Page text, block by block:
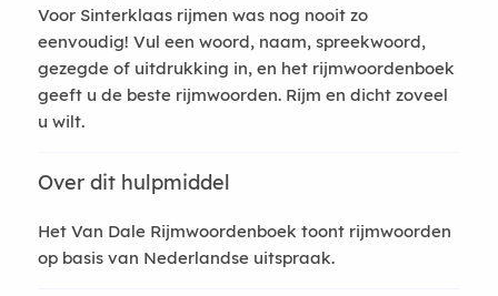
Voor Sinterklaas rijmen was nog nooit zo
eenvoudig! Vul een woord, naam, spreekwoord,
gezegde of uitdrukking in, en het rijmwoordenboek
geeft u de beste rijmwoorden. Rijm en dicht zoveel
u wilt.
Over dit hulpmiddel
Het Van Dale Rijmwoordenboek toont rijmwoorden
op basis van Nederlandse uitspraak.